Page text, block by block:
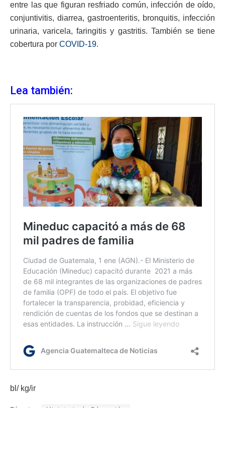
entre las que figuran resfriado común, infección de oído,
conjuntivitis, diarrea, gastroenteritis, bronquitis, infección
urinaria, varicela, faringitis y gastritis. También se tiene
cobertura por COVID-19.
Lea también:
bl/ kg/ir
Etiquetas: Ministerio de Educación